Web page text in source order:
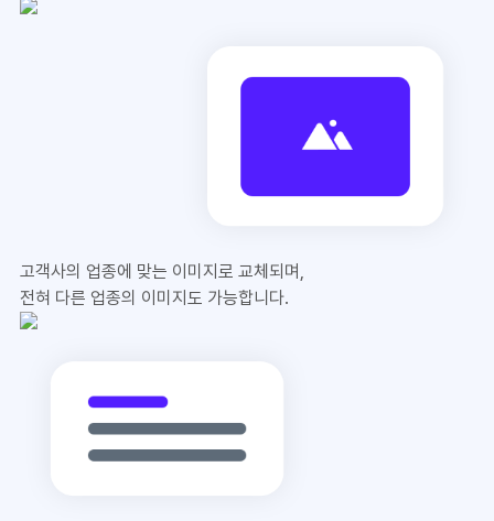
고객사의 업종에 맞는 이미지로 교체되며,
전혀 다른 업종의 이미지도 가능합니다.